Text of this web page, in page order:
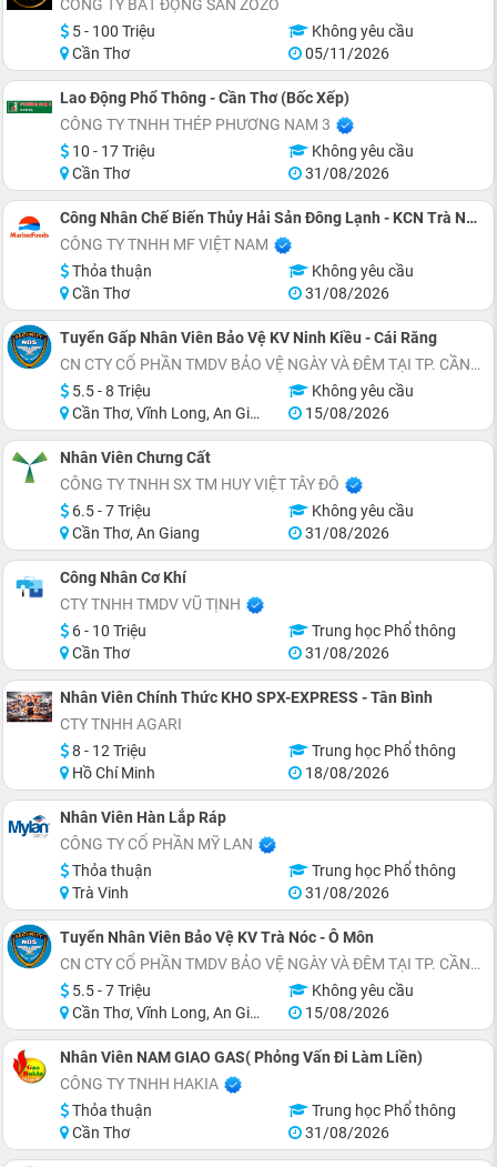
CÔNG TY BẤT ĐỘNG SẢN ZOZO
5 - 100 Triệu
Không yêu cầu
Cần Thơ
05/11/2026
Lao Động Phổ Thông - Cần Thơ (Bốc Xếp)
CÔNG TY TNHH THÉP PHƯƠNG NAM 3
10 - 17 Triệu
Không yêu cầu
Cần Thơ
31/08/2026
Công Nhân Chế Biến Thủy Hải Sản Đông Lạnh - KCN Trà Nóc, Bình Thủy
CÔNG TY TNHH MF VIỆT NAM
Thỏa thuận
Không yêu cầu
Cần Thơ
31/08/2026
Tuyển Gấp Nhân Viên Bảo Vệ KV Ninh Kiều - Cái Răng
CN CTY CỔ PHẦN TMDV BẢO VỆ NGÀY VÀ ĐÊM TẠI TP. CẦN THƠ
5.5 - 8 Triệu
Không yêu cầu
Cần Thơ, Vĩnh Long, An Giang, Hậu Giang
15/08/2026
Nhân Viên Chưng Cất
CÔNG TY TNHH SX TM HUY VIỆT TÂY ĐÔ
6.5 - 7 Triệu
Không yêu cầu
Cần Thơ, An Giang
31/08/2026
Công Nhân Cơ Khí
CTY TNHH TMDV VŨ TỊNH
6 - 10 Triệu
Trung học Phổ thông
Cần Thơ
31/08/2026
Nhân Viên Chính Thức KHO SPX-EXPRESS - Tân Bình
CTY TNHH AGARI
8 - 12 Triệu
Trung học Phổ thông
Hồ Chí Minh
18/08/2026
Nhân Viên Hàn Lắp Ráp
CÔNG TY CỔ PHẦN MỸ LAN
Thỏa thuận
Trung học Phổ thông
Trà Vinh
31/08/2026
Tuyển Nhân Viên Bảo Vệ KV Trà Nóc - Ô Môn
CN CTY CỔ PHẦN TMDV BẢO VỆ NGÀY VÀ ĐÊM TẠI TP. CẦN THƠ
5.5 - 7 Triệu
Không yêu cầu
Cần Thơ, Vĩnh Long, An Giang, Hậu Giang
15/08/2026
Nhân Viên NAM GIAO GAS( Phỏng Vấn Đi Làm Liền)
CÔNG TY TNHH HAKIA
Thỏa thuận
Trung học Phổ thông
Cần Thơ
31/08/2026